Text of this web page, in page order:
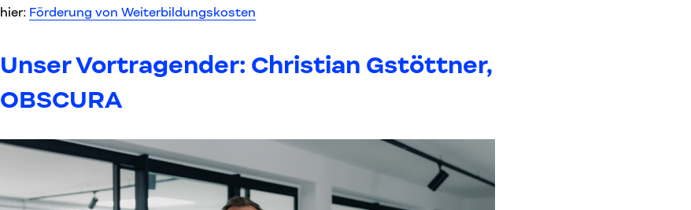
hier: Förderung von Weiterbildungskosten
Unser Vortragender: Christian Gstöttner,
OBSCURA